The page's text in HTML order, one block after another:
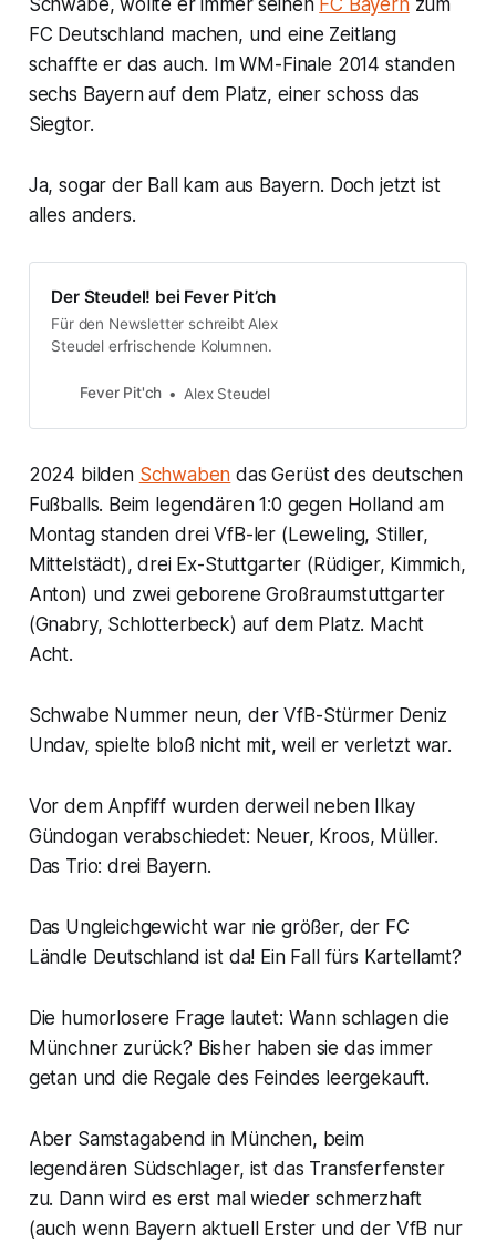
Schwabe, wollte er immer seinen FC Bayernzum
FC Deutschland machen, und eine Zeitlang
schaffte er das auch. Im WM-Finale 2014 standen
sechs Bayern auf dem Platz, einer schoss das
Siegtor.
Ja, sogar der Ball kam aus Bayern. Doch jetzt ist
alles anders.
Der Steudel! bei Fever Pit’ch
Für den Newsletter schreibt Alex
Steudel erfrischende Kolumnen.
Fever Pit'ch Alex Steudel
2024 bilden Schwaben das Gerüst des deutschen
Fußballs. Beim legendären 1:0 gegen Holland am
Montag standen drei VfB-ler (Leweling, Stiller,
Mittelstädt), drei Ex-Stuttgarter (Rüdiger, Kimmich,
Anton) und zwei geborene Großraumstuttgarter
(Gnabry, Schlotterbeck) auf dem Platz. Macht
Acht.
Schwabe Nummer neun, der VfB-Stürmer Deniz
Undav, spielte bloß nicht mit, weil er verletzt war.
Vor dem Anpfiff wurden derweil neben Ilkay
Gündogan verabschiedet: Neuer, Kroos, Müller.
Das Trio: drei Bayern.
Das Ungleichgewicht war nie größer, der FC
Ländle Deutschland ist da! Ein Fall fürs Kartellamt?
Die humorlosere Frage lautet: Wann schlagen die
Münchner zurück? Bisher haben sie das immer
getan und die Regale des Feindes leergekauft.
Aber Samstagabend in München, beim
legendären Südschlager, ist das Transferfenster
zu. Dann wird es erst mal wieder schmerzhaft
(auch wenn Bayern aktuell Erster und der VfB nur